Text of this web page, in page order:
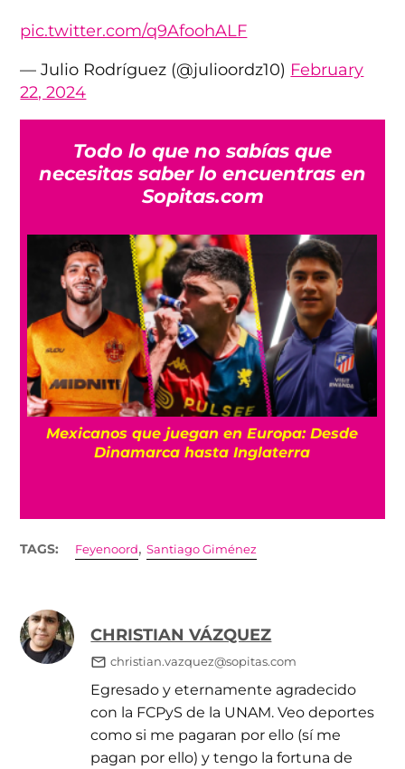
pic.twitter.com/q9AfoohALF
— Julio Rodríguez (@julioordz10) February
22, 2024
Todo lo que no sabías que
necesitas saber lo encuentras en
Sopitas.com
Mexicanos que juegan en Europa: Desde
Dinamarca hasta Inglaterra
TAGS: Feyenoord,Santiago Giménez
CHRISTIAN VÁZQUEZ
christian.vazquez@sopitas.com
Egresado y eternamente agradecido
con la FCPyS de la UNAM. Veo deportes
como si me pagaran por ello (sí me
pagan por ello) y tengo la fortuna de